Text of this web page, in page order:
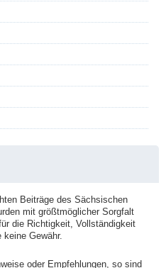
Beiträge des Sächsischen
mit größtmöglicher Sorgfalt
die Richtigkeit, Vollständigkeit
Gewähr.
oder Empfehlungen, so sind